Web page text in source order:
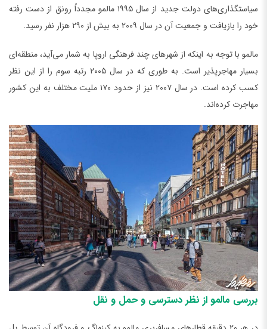
سیاستگذاری‌های دولت جدید از سال ۱۹۹۵ مالمو مجدداً رونق از دست رفته
خود را بازیافت و جمعیت آن در سال ۲۰۰۹ به بیش از ۲۹۰ هزار نفر رسید.
مالمو با توجه به اینکه از شهرهای چند فرهنگی اروپا به شمار می‌آید، منطقه‌ای
بسیار مهاجر‌پذیر است. به طوری که در سال ۲۰۰۵ رتبه سوم را از این نظر
کسب کرده است. در سال ۲۰۰۷ نیز از حدود ۱۷۰ ملیت مختلف به این کشور
مهاجرت کرده‌اند.
بررسی مالمو از نظر دسترسی و حمل و نقل